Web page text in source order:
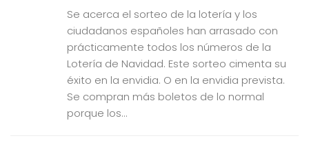
Se acerca el sorteo de la lotería y los
ciudadanos españoles han arrasado con
prácticamente todos los números de la
Lotería de Navidad. Este sorteo cimenta su
éxito en la envidia. O en la envidia prevista.
Se compran más boletos de lo normal
porque los...